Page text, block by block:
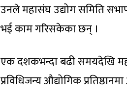
उनले महासंघ उद्योग समिति
भई काम गरिसकेका छन् ।
एक दशकभन्दा बढी समयदेखि
प्रविधिजन्य औद्योगिक